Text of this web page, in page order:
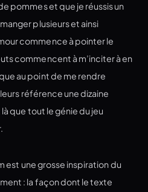
pommes et que je réussis un
plusieurs et ainsi
commence à pointer le
commencent à m’inciter à en
au point de me rendre
référence une dizaine
que tout le génie du jeu
est une grosse inspiration du
: la façon dont le texte